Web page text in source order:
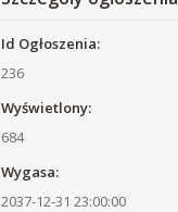
Id Ogłoszenia:
236
Wyświetlony:
684
Wygasa:
2037-12-31 23:00:00